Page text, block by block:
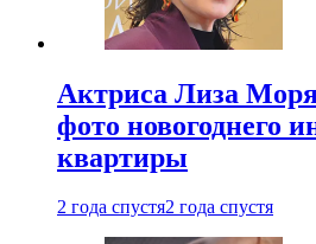
Актриса Лиза
фото новогоднего
квартиры
2 года спустя2 года спустя